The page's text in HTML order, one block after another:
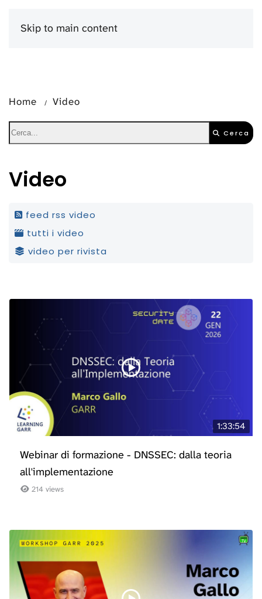
Skip to main content
Home Video
Cerca
Video
feed rss video
tutti i video
video per rivista
1:33:54
Webinar di formazione - DNSSEC: dalla teoria
all'implementazione
214 views